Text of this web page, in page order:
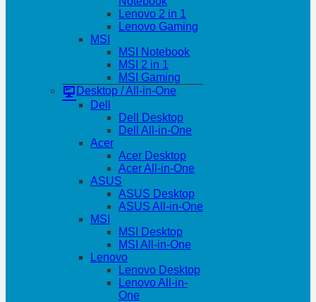
Lenovo 2 in 1
Lenovo Gaming
MSI
MSI Notebook
MSI 2 in 1
MSI Gaming
Desktop / All-in-One
Dell
Dell Desktop
Dell All-in-One
Acer
Acer Desktop
Acer All-in-One
ASUS
ASUS Desktop
ASUS All-in-One
MSI
MSI Desktop
MSI All-in-One
Lenovo
Lenovo Desktop
Lenovo All-in-
One